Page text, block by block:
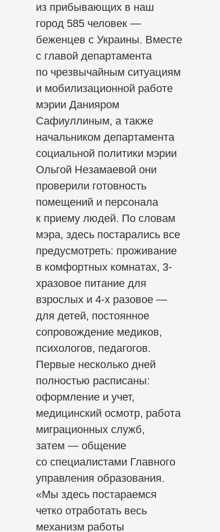
из прибывающих в наш
город 585 человек —
беженцев с Украины. Вместе
с главой департамента
по чрезвычайным ситуациям
и мобилизационной работе
мэрии Данияром
Сафиуллиным, а также
начальником департамента
социальной политики мэрии
Ольгой Незамаевой они
проверили готовность
помещений и персонала
к приему людей. По словам
мэра, здесь постарались все
предусмотреть: проживание
в комфортных комнатах, 3-
хразовое питание для
взрослых и 4-х разовое —
для детей, постоянное
сопровождение медиков,
психологов, педагогов.
Первые несколько дней
полностью расписаны:
оформление и учет,
медицинский осмотр, работа
миграционных служб,
затем — общение
со специалистами Главного
управления образования.
«Мы здесь постараемся
четко отработать весь
механизм работы